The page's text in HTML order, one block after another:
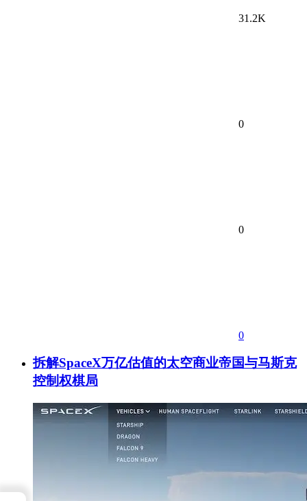
31.2K
0
0
0
拆解SpaceX万亿估值的太空商业帝国与马斯克
控制权棋局